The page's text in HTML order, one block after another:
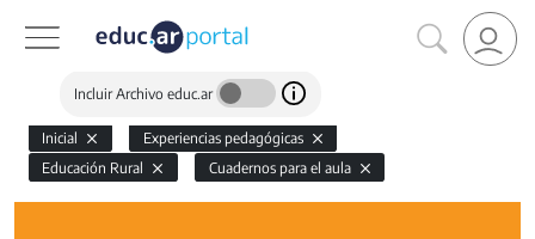
Incluir Archivo educ.ar
Inicial
Experiencias pedagógicas
Educación Rural
Cuadernos para el aula